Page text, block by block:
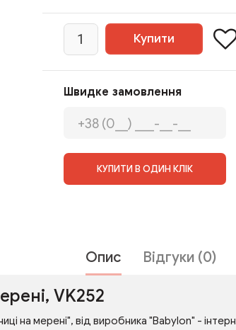
Швидке замовлення
КУПИТИ В ОДИН КЛІК
Опис Відгуки (0)
VK252
на мерені", від виробника "Babylon" -